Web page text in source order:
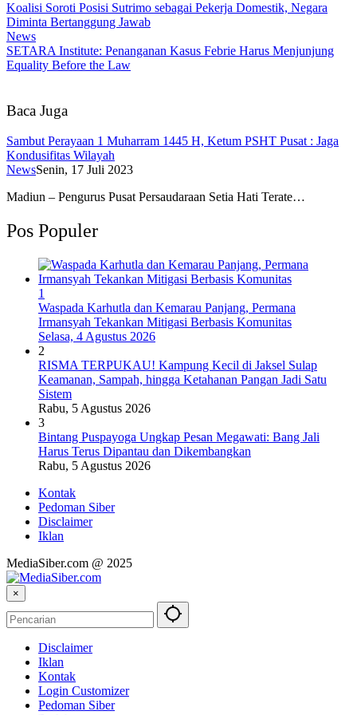
Koalisi Soroti Posisi Sutrimo sebagai Pekerja Domestik, Negara
Diminta Bertanggung Jawab
News
SETARA Institute: Penanganan Kasus Febrie Harus Menjunjung
Equality Before the Law
Baca Juga
Sambut Perayaan 1 Muharram 1445 H, Ketum PSHT Pusat : Jaga
Kondusifitas Wilayah
NewsSenin, 17 Juli 2023
Madiun – Pengurus Pusat Persaudaraan Setia Hati Terate…
Pos Populer
1
Waspada Karhutla dan Kemarau Panjang, Permana
Irmansyah Tekankan Mitigasi Berbasis Komunitas
Selasa, 4 Agustus 2026
2
RISMA TERPUKAU! Kampung Kecil di Jaksel Sulap
Keamanan, Sampah, hingga Ketahanan Pangan Jadi Satu
Sistem
Rabu, 5 Agustus 2026
3
Bintang Puspayoga Ungkap Pesan Megawati: Bang Jali
Harus Terus Dipantau dan Dikembangkan
Rabu, 5 Agustus 2026
Kontak
Pedoman Siber
Disclaimer
Iklan
MediaSiber.com @ 2025
×
Disclaimer
Iklan
Kontak
Login Customizer
Pedoman Siber